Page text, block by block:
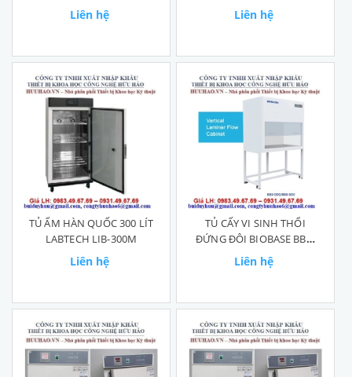
Liên hệ Liên hệ
TỦ ẤM HÀN QUỐC 300 LÍT
LABTECH LIB-300M
Liên hệ
TỦ CẤY VI SINH THỔI
ĐỨNG ĐÔI BIOBASE BBS-
SDC
Liên hệ